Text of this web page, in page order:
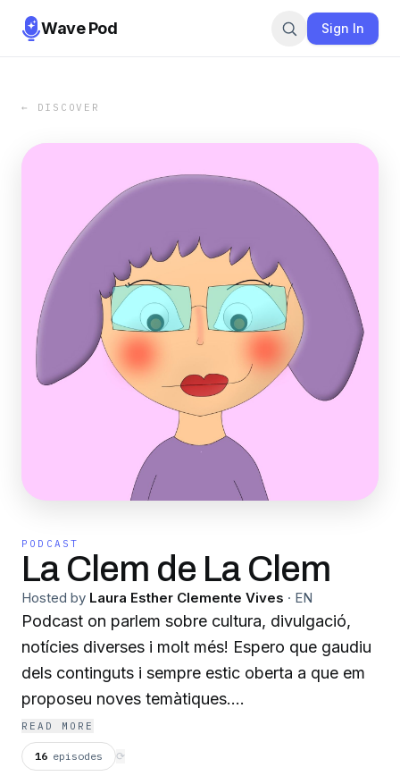
Wave Pod Sign In
← DISCOVER
PODCAST
La Clem de La Clem
Hosted by Laura Esther Clemente Vives · EN
Podcast on parlem sobre cultura, divulgació,
notícies diverses i molt més! Espero que gaudiu
dels continguts i sempre estic oberta a que em
proposeu noves temàtiques.
Per La Clem Cultura
READ MORE
16 episodes ⟳